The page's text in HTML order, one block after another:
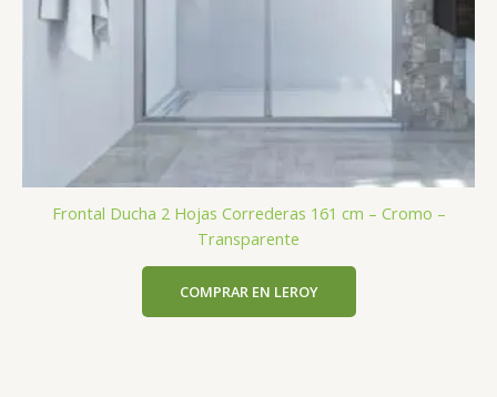
Frontal Ducha 2 Hojas Correderas 161 cm – Cromo –
Transparente
COMPRAR EN LEROY